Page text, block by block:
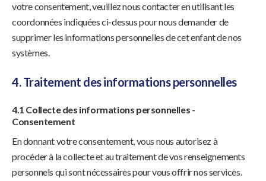
votre consentement, veuillez nous contacter en utilisant les
coordonnées indiquées ci-dessus pour nous demander de
supprimer les informations personnelles de cet enfant de nos
systèmes.
4. Traitement des informations personnelles
4.1 Collecte des informations personnelles -
Consentement
En donnant votre consentement, vous nous autorisez à
procéder à la collecte et au traitement de vos renseignements
personnels qui sont nécessaires pour vous offrir nos services.